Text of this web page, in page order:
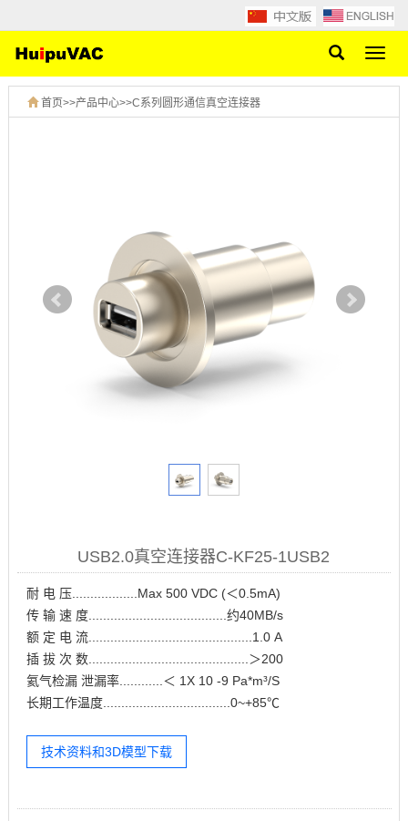
网
导
首页>>产品中心>>C系列圆形通信真空连接器
USB2.0真空连接器C-KF25-1USB2
耐 电 压..................Max 500 VDC (＜0.5mA)
传 输 速 度......................................约40MB/s
额 定 电 流.............................................1.0 A
插 拔 次 数............................................＞200
氦气检漏 泄漏率............＜ 1X 10 -9 Pa*m³/S
长期工作温度...................................0~+85℃
技术资料和3D模型下载